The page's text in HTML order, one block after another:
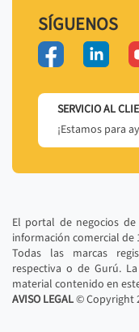
SÍGUENOS
SERVICIO AL
¡Estamos para
El portal de negocios de
información comercial de
Todas las marcas
respectiva o de Gurú.
material contenido en
AVISO LEGAL© Copyright